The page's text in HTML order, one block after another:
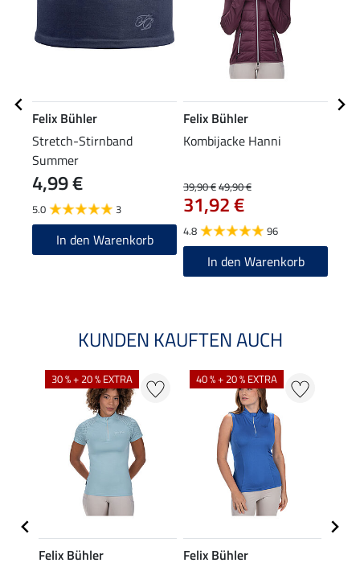
Felix Bühler
Stretch-Stirnband
Summer
4,99 €
5.0 3
In den Warenkorb
Felix Bühler
Kombijacke Hanni
39,90 €49,90 €
31,92 €
4.8 96
In den Warenkorb
KUNDEN KAUFTEN AUCH
30 % + 20 % EXTRA
Felix Bühler
40 % + 20 % EXTRA
Felix Bühler